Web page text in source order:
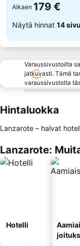
Alkaen 179 €
Näytä hinnat 14
Varaussivustoilta
jatkuvasti. Tämä
varaussivustolta
Hintaluokka
Lanzarote – halvat
Lanzarote:
Hotelli